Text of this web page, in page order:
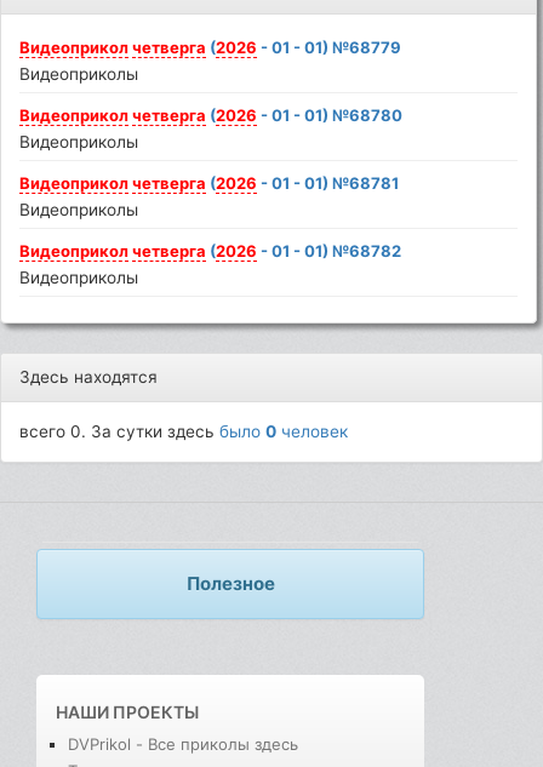
Видеоприкол четверга (2026 - 01 - 01) №68779
Видеоприколы
Видеоприкол четверга (2026 - 01 - 01) №68780
Видеоприколы
Видеоприкол четверга (2026 - 01 - 01) №68781
Видеоприколы
Видеоприкол четверга (2026 - 01 - 01) №68782
Видеоприколы
Здесь находятся
всего 0. За сутки здесьбыло0 человек
Полезное
НАШИ ПРОЕКТЫ
DVPrikol - Все приколы здесь